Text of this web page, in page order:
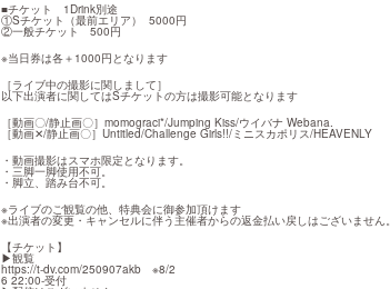
■チケット　1Drink別途
①Sチケット（最前エリア）  5000円
②一般チケット　500円
※当日券は各＋1000円となります
［ライブ中の撮影に関しまして］
以下出演者に関してはSチケットの方は撮影可能となります
［動画〇/静止画〇］momograci*/Jumping Kiss/ウイバナ Webana.
［動画✕/静止画〇］Untitled/Challenge Girls!!/ミニスカポリス/HEAVENLY
・動画撮影はスマホ限定となります。
・三脚一脚使用不可。
・脚立、踏み台不可。
※ライブのご観覧の他、特典会に御参加頂けます
※出演者の変更・キャンセルに伴う主催者からの返金払い戻しはございません。
【チケット】
https://t-dv.com/250907akb ※8/2
6 22:00-受付